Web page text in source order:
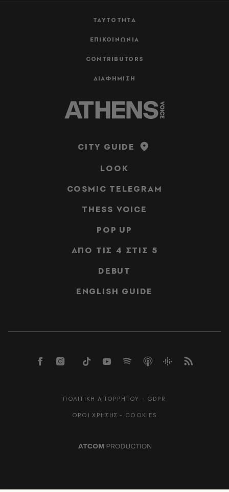
ΤΑΥΤΟΤΗΤΑ
ΕΠΙΚΟΙΝΩΝΙΑ
CONTRIBUTORS
ΔΙΑΦΗΜΙΣΗ
CITY GUIDE
LOOK
COSMIC TELEGRAM
THESS VOICE
POP UP
ΑΠΟ ΤΙΣ 4 ΣΤΙΣ 5
DEBUT
ENGLISH GUIDE
ΠΟΛΙΤΙΚΗ ΑΠΟΡΡΗΤΟΥ - GDPR
ΟΡΟΙ ΧΡΗΣΗΣ - COOKIES